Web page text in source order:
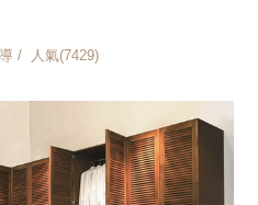
/ 人氣(7429)